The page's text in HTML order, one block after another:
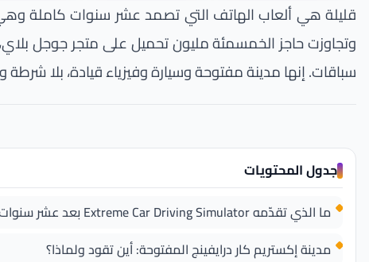
قليلة هي ألعاب الهاتف التي تصمد عشر سنوات كاملة
سباقات. إنها مدينة مفتوحة وسيارة وفيزياء قيادة، بلا
جدول المحتويات
ما الذي تقدّمه Extreme Car Driving Simulator بعد عشر سنوات في السوق؟
مدينة إكستريم كار درايفينج المفتوحة: أين تقود ولماذا؟